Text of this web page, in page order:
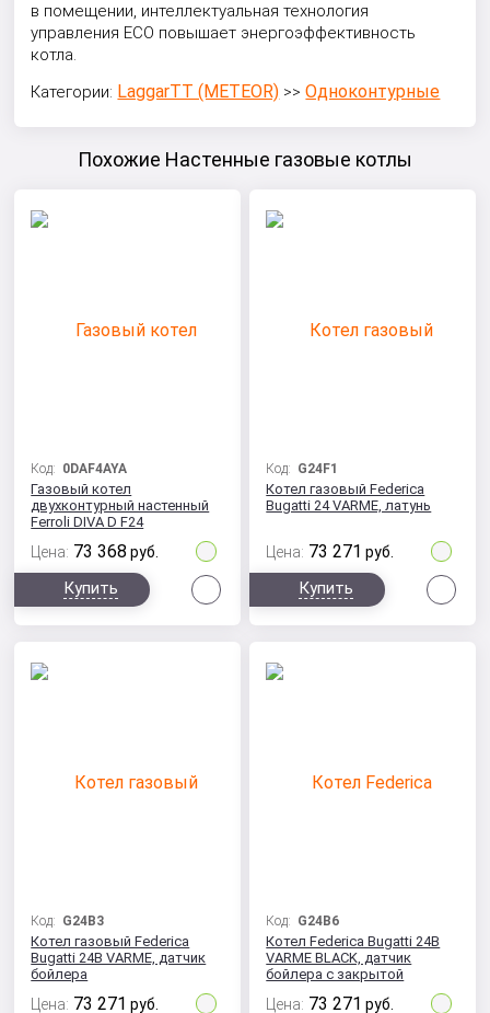
в помещении, интеллектуальная технология
управления ECO повышает энергоэффективность
котла.
Категории: LaggarTT (METEOR) >>Одноконтурные
Похожие Настенные газовые котлы
Код: 0DAF4AYA
Газовый котел
двухконтурный настенный
Ferroli DIVA D F24
Цена: 73 368 руб.
Купить
Код: G24F1
Котел газовый Federica
Bugatti 24 VARME, латунь
Цена: 73 271 руб.
Купить
Код: G24B3
Котел газовый Federica
Bugatti 24B VARME, датчик
бойлера
Цена: 73 271 руб.
Код: G24B6
Котел Federica Bugatti 24B
VARME BLACK, датчик
бойлера с закрытой
Цена: 73 271 руб.